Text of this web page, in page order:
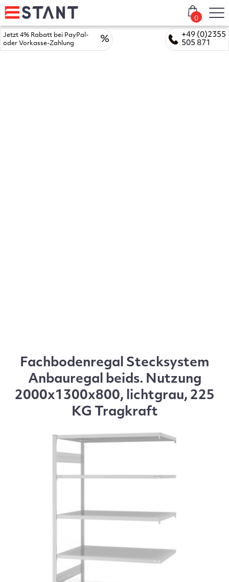
+49 (0)2355
505 871
Jetzt 4% Rabatt bei PayPal-
oder Vorkasse-Zahlung
%
0
Fachbodenregal Stecksystem
Anbauregal beids. Nutzung
2000x1300x800, lichtgrau, 225
KG Tragkraft